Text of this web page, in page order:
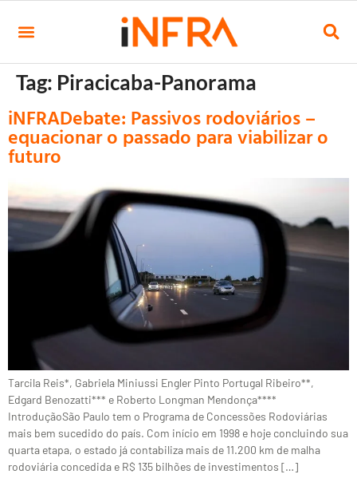
Tag: Piracicaba-Panorama
iNFRADebate: Passivos rodoviários –
equacionar o passado para viabilizar o
futuro
Tarcila Reis*, Gabriela Miniussi Engler Pinto Portugal Ribeiro**,
Edgard Benozatti*** e Roberto Longman Mendonça****
IntroduçãoSão Paulo tem o Programa de Concessões Rodoviárias
mais bem sucedido do país. Com início em 1998 e hoje concluindo sua
quarta etapa, o estado já contabiliza mais de 11.200 km de malha
rodoviária concedida e R$ 135 bilhões de investimentos […]